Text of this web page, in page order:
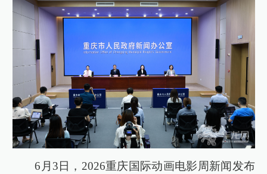
6月3日，2026重庆国际动画电影周新闻发布